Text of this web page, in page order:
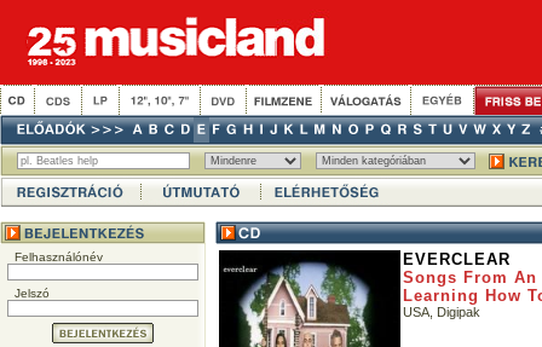
Felhasználónév
Jelszó
EVERCLEAR
Songs From
Learning How
USA, Digipak